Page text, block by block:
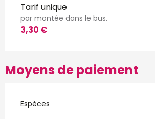
Tarif unique
par montée dans le bus.
3,30 €
Moyens de paiement
Espèces